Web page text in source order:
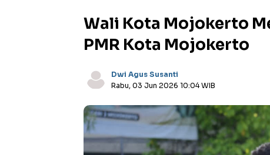
Wali Kota Mojokerto
PMR Kota Mojokerto
Dwi Agus Susanti
Rabu, 03 Jun 2026 10:04 WIB